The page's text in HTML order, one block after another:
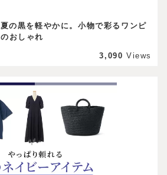
の黒を軽やかに。小物で彩るワンピ
おしゃれ
3,090 Views